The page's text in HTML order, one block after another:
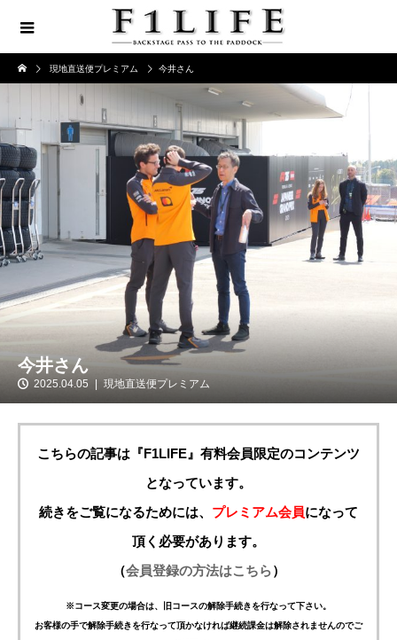
現地直送便プレミアム 今井さん
今井さん
2025.04.05 現地直送便プレミアム
こちらの記事は『F1LIFE』有料会員限定のコンテンツ
となっています。
続きをご覧になるためには、 プレミアム会員になって
頂く必要があります。
（会員登録の方法はこちら）
※コース変更の場合は、旧コースの解除手続きを行なって下さい。
お客様の手で解除手続きを行なって頂かなければ継続課金は解除されませんのでご